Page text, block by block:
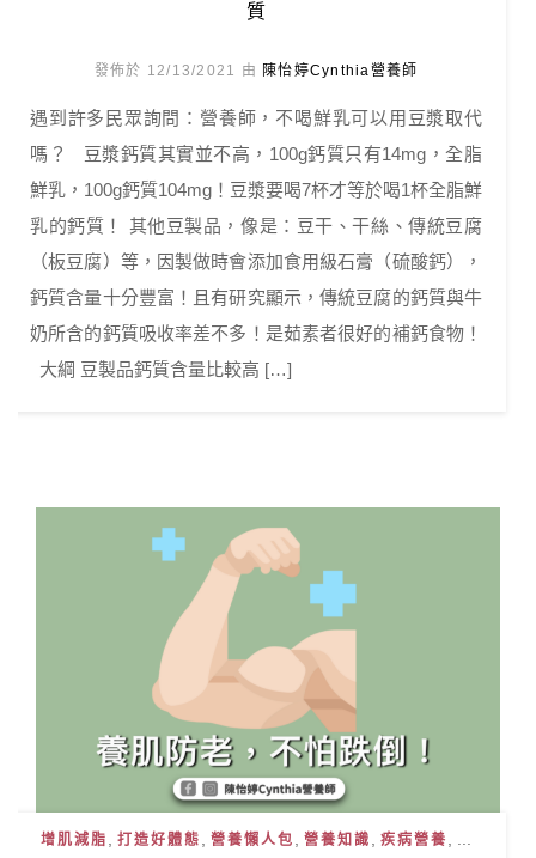
質
發佈於 12/13/2021 由 陳怡婷Cynthia營養師
遇到許多民眾詢問：營養師，不喝鮮乳可以用豆漿取代
嗎？ 豆漿鈣質其實並不高，100g鈣質只有14mg，全脂
鮮乳，100g鈣質104mg！豆漿要喝7杯才等於喝1杯全脂鮮
乳的鈣質！ 其他豆製品，像是：豆干、干絲、傳統豆腐
（板豆腐）等，因製做時會添加食用級石膏（硫酸鈣），
鈣質含量十分豐富！且有研究顯示，傳統豆腐的鈣質與牛
奶所含的鈣質吸收率差不多！是茹素者很好的補鈣食物！
大綱 豆製品鈣質含量比較高 […]
增肌減脂 打造好體態 營養懶人包 營養知識 疾病營養